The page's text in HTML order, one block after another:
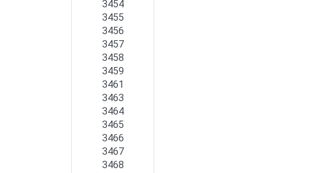
3454
3455
3456
3457
3458
3459
3461
3463
3464
3465
3466
3467
3468